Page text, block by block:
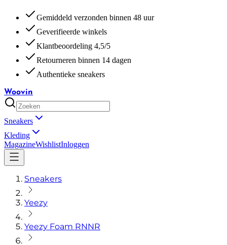
Gemiddeld verzonden binnen 48 uur
Geverifieerde winkels
Klantbeoordeling 4,5/5
Retourneren binnen 14 dagen
Authentieke sneakers
Woovin
Sneakers
Kleding
MagazineWishlistInloggen
Sneakers
Yeezy
Yeezy Foam RNNR